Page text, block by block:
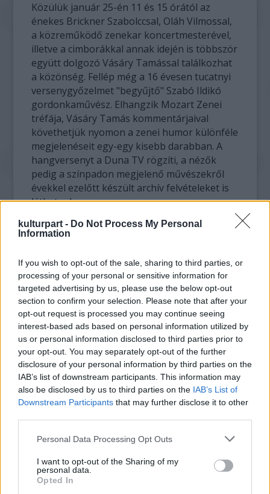
kulturpart - Do Not Process My Personal
Information
If you wish to opt-out of the sale, sharing to third parties, or
processing of your personal or sensitive information for
targeted advertising by us, please use the below opt-out
section to confirm your selection. Please note that after your
opt-out request is processed you may continue seeing
interest-based ads based on personal information utilized by
us or personal information disclosed to third parties prior to
your opt-out. You may separately opt-out of the further
disclosure of your personal information by third parties on the
IAB’s list of downstream participants. This information may
also be disclosed by us to third parties on the IAB’s List of
Downstream Participants that may further disclose it to other
Please note that this website/app uses one or more Google
not limited to your visit or usage behaviour. You may click to
grant or deny consent to Google and its third-party tags to
use your data for below specified purposes in below Google
Personal Data Processing Opt Outs
I want to opt-out of the Sharing of my
personal data.
Opted In
Közülük január 25-én 11 és 15 órától az
énekes Brickner Szabolccsal, Oláh Vilmossal,
a közreműködő zenekar koncertmesterével,
illetve a cimborákkal annak idején is többször
együtt dolgozó Vásáry Tamással találkozhat
a közönség. Fellép még a 16 évesen tucatnyi
versenygyőzelmet "begyűjtő" Szabó Ildikó
gordonkaművész. Elhangzik Mozart Zenei
tréfája, Vásáry Tamás kommentárjaival
követhetjük nyomon a zenei humor különféle
megjelenéseit egy-egy kisebb darabban. A
hangversenyt a Duna TV rögzíti, a nézők
pedig a színpadon megjelenő művészekről
évekkel ezelőtt készült archív felvételeket is
láthatnak.
2009. január 25. 11:00 és 15:00 Művészetek
Muzsikáló Cimborák
; km.: Brickner Szabolcs
(tenor), Szabó Ildikó (gordonka), a Tóth
Aladár Zeneiskola Ifjúsági Zenekara;
hangversenymester: Oláh Vilmos; vezényel,
zongorán kísér, és a műsort vezeti: Vásáry
Tamás
Mozart: Falusi muzsikusok, K 522 (Zenei
tréfa)
Dvorák: Az erdő csendje, op. 68 No. 5
Rosztropovics: Humoreszk, op. 5
Csajkovszkij: Változatok egy rokokó témára,
op. 33
Donizetti: Szerelmi bájital - Nemorino áriája
Schubert: Szilviához